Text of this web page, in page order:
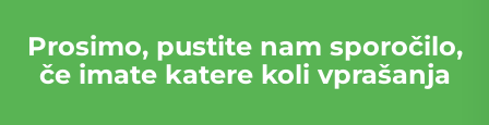
Prosimo, pustite nam sporočilo,
če imate katere koli vprašanja